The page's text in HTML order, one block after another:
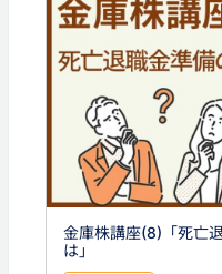
金庫株講座(8)「死亡
は」